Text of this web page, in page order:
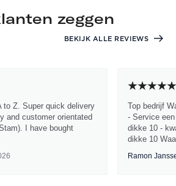
zeggen
BEKIJK ALLE REVIEWS
to Z. Super quick delivery
and customer orientated
I have bought
Top bedrijf
- Service
dikke 10 -
dikke 10
Ramon